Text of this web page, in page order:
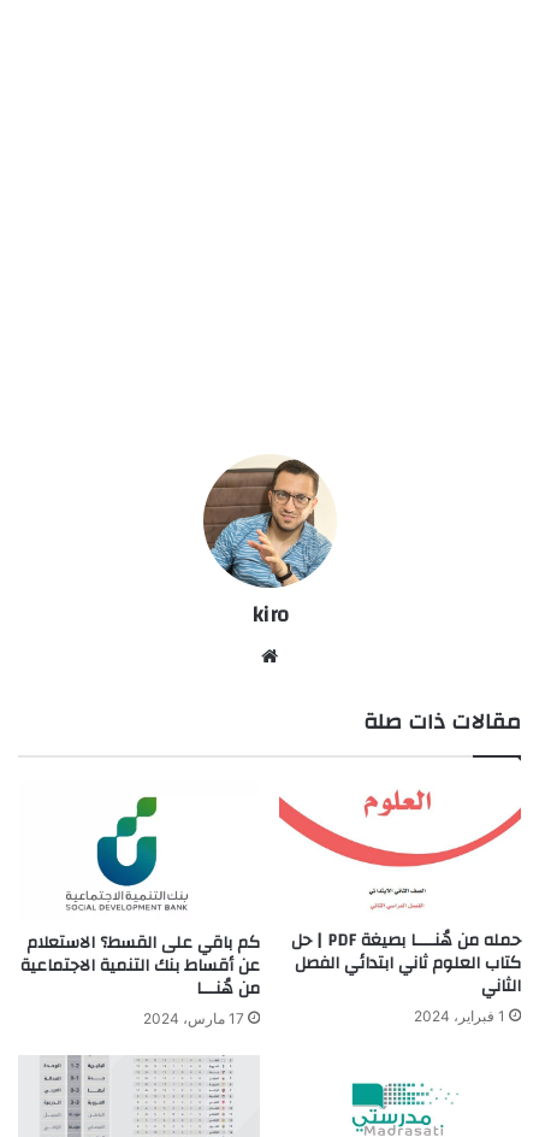
kiro
مقالات ذات صلة
حمله من هُنــــا بصيغة PDF | حل
كتاب العلوم ثاني ابتدائي الفصل
الثاني
1 فبراير، 2024
كم باقي على القسط؟ الاستعلام
عن أقساط بنك التنمية الاجتماعية
من هُنـــا
17 مارس، 2024